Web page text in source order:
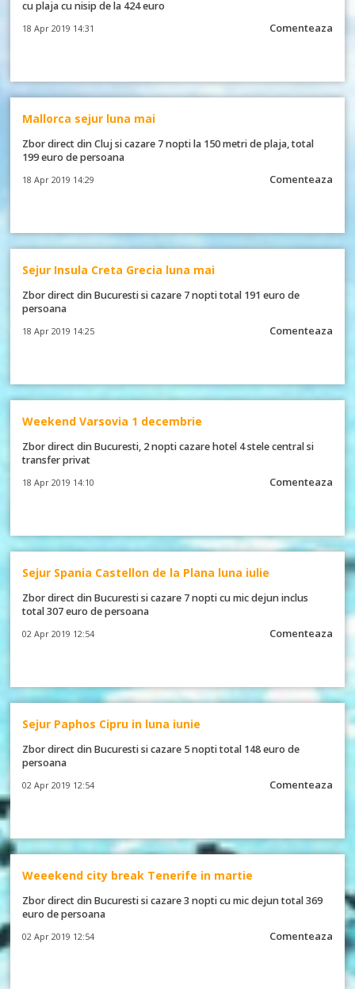
cu plaja cu nisip de la 424 euro
18 Apr 2019 14:31 Comenteaza
Mallorca sejur luna mai
Zbor direct din Cluj si cazare 7 nopti la 150 metri de plaja, total
199 euro de persoana
18 Apr 2019 14:29 Comenteaza
Sejur Insula Creta Grecia luna mai
Zbor direct din Bucuresti si cazare 7 nopti total 191 euro de
persoana
18 Apr 2019 14:25 Comenteaza
Weekend Varsovia 1 decembrie
Zbor direct din Bucuresti, 2 nopti cazare hotel 4 stele central si
transfer privat
18 Apr 2019 14:10 Comenteaza
Sejur Spania Castellon de la Plana luna iulie
Zbor direct din Bucuresti si cazare 7 nopti cu mic dejun inclus
total 307 euro de persoana
02 Apr 2019 12:54 Comenteaza
Sejur Paphos Cipru in luna iunie
Zbor direct din Bucuresti si cazare 5 nopti total 148 euro de
persoana
02 Apr 2019 12:54 Comenteaza
Weeekend city break Tenerife in martie
Zbor direct din Bucuresti si cazare 3 nopti cu mic dejun total 369
euro de persoana
02 Apr 2019 12:54 Comenteaza